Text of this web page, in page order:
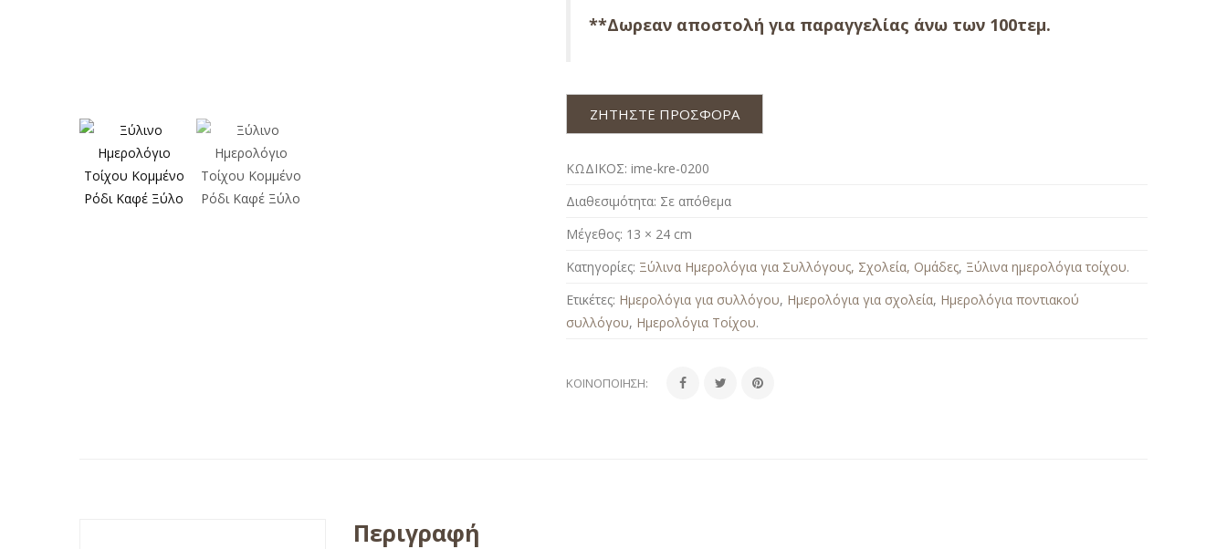
**Δωρεαν αποστολή για παραγγελίας άνω των 100τεμ.
ΖΗΤΗΣΤΕ ΠΡΟΣΦΟΡΑ
ΚΩΔΙΚΟΣ: ime-kre-0200
Διαθεσιμότητα: Σε απόθεμα
Μέγεθος: 13 × 24 cm
Κατηγορίες: Ξύλινα Ημερολόγια για Συλλόγους, Σχολεία, Ομάδες, Ξύλινα ημερολόγια τοίχου.
Ετικέτες: Ημερολόγια για συλλόγου, Ημερολόγια για σχολεία, Ημερολόγια ποντιακού
συλλόγου, Ημερολόγια Τοίχου.
ΚΟΙΝΟΠΟΊΗΣΗ:
Περιγραφή